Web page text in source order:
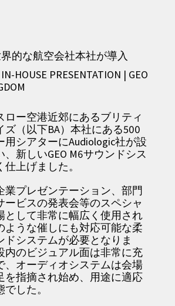
界的な航空会社本社が導入
IN-HOUSE PRESENTATION | GEO
ロー空港近郊にあるブリティ
ズ（以下BA）本社にある500
用シアターにAudiologic社が設
新しいGEO M6サウンドシス
上げました。
業プレゼンテーション、部門
ービスの発表会等のスペシャ
として非常に幅広く使用され
ような催しにも対応可能な柔
ドシステムが必要となりま
内のビジュアル面は非常に充
、オーディオシステムは会場
を指摘され始め、用途に適応
した。